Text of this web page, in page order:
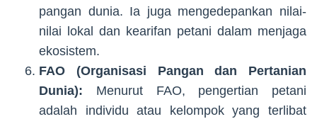
pangan dunia. Ia juga mengedepankan nilai-
nilai lokal dan kearifan petani dalam menjaga
ekosistem.
FAO (Organisasi Pangan dan Pertanian
Dunia): Menurut FAO, pengertian petani
adalah individu atau kelompok yang terlibat